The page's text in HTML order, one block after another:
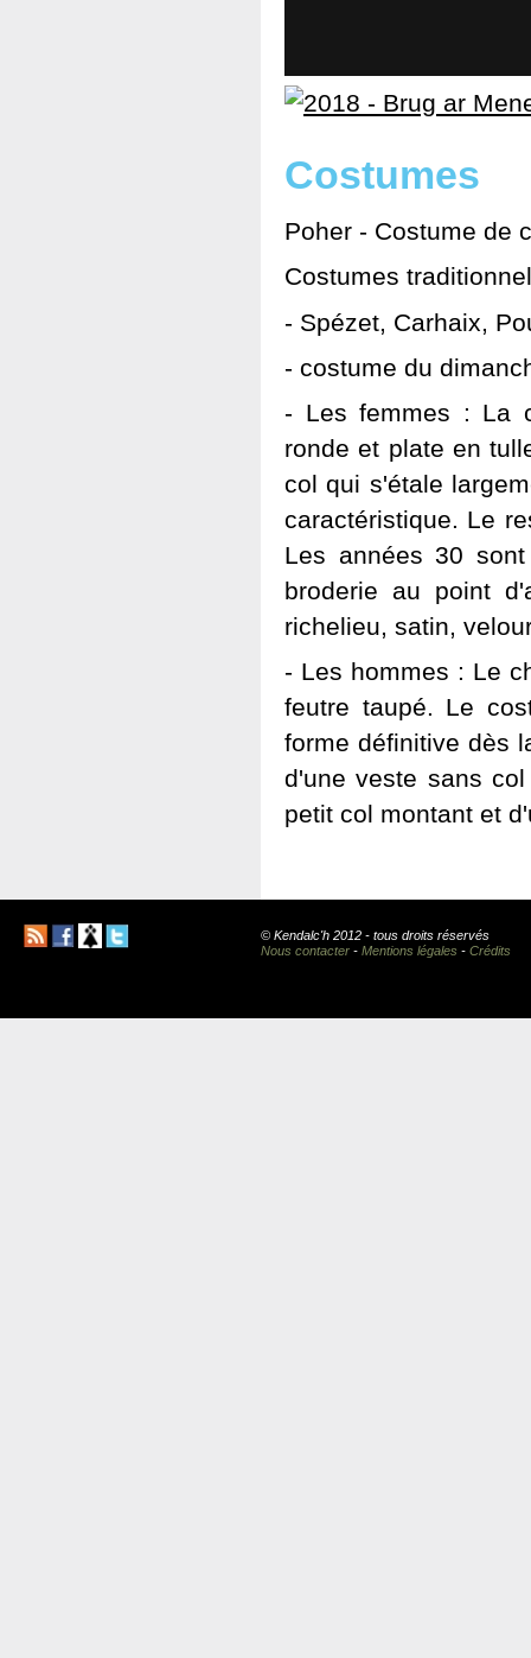
Costumes
Poher - Costume de
Costumes
- Spézet, Carhaix,
- costume du
- Les femmes : La
ronde et plate en
col qui s'étale
caractéristique. Le
Les années 30
broderie au point
richelieu, satin,
- Les hommes : Le
feutre taupé. Le
forme définitive dès
d'une veste sans
petit col montant et
© Kendalc'h 2012 - tous droits réservés
Nous contacter - Mentions légales - Crédits